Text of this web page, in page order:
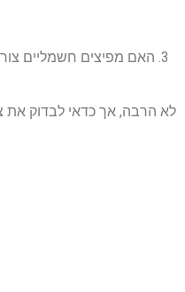
האם מפיצים חשמליים
לא הרבה, אך כדאי לבדוק את